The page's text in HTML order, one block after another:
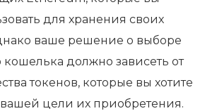
для хранения своих
ваше решение о выборе
кошелька должно зависеть от
токенов, которые вы хотите
цели их приобретения.